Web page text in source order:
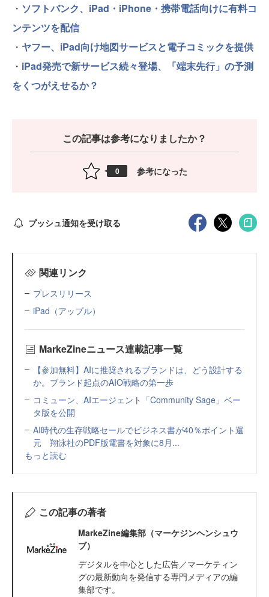
・ ソフトバンク、iPad・iPhone・携帯電話向けに有料コ
ンテンツを配信
・ ヤフー、iPad向け地図サービスと電子コミックを提供
・ iPad発売で新サービス続々登場、「端末先行」の予測
をくつがえせるか？
この記事は参考になりましたか？
0 参考になった
プッシュ通知を受け取る
関連リンク
プレスリリース
iPad（アップル）
MarkeZineニュース連載記事一覧
【参加無料】AIに推奨されるブランドは、どう設計する
か。ブランド起点のAIO戦略の第一歩
コミューン、AIエージェント「Community Sage」ベー
タ版を公開
AI時代の生存戦略セールでビジネス書が40％ポイント還
元 翔泳社のPDF版電書を対象に8月...
もっと読む
この記事の著者
MarkeZine編集部（マーケジンヘンシュウ
ブ）
デジタルを中心とした広告／マーケティン
グの最新動向を発信する専門メディアの編
集部です。